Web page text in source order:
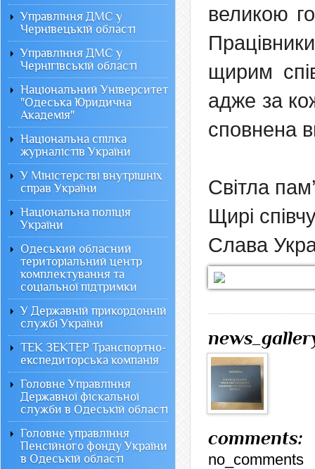
великою
щирим
адже за
сповнена
Світла
Щирі
Слава
comments:
no_comments
Управління ДМС у
Чернівецькій області
Управління ДМС у
Чернігівській області
Національний Університет
"Одеська Юридична
Академія"
Національна спілка
журналістів України
У Міністерстві внутрішніх
справ України
Національна поліція
України
Одеський обласний
територіальний центр
комплектування та
соціальної підтримки
У Державній прикордонній
службі України
ТЕК ЗЕКТЕР Транспортно-
експедиторська компанія
Головне Управління
Державної фіскальної
служби в Одеській області
Головне управління
Пенсійного фонду України
в Одеській області